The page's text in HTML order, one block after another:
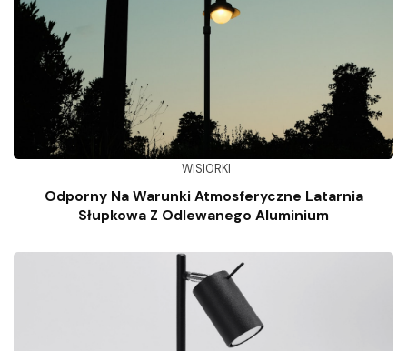
WISIORKI
Odporny Na Warunki Atmosferyczne Latarnia
Słupkowa Z Odlewanego Aluminium